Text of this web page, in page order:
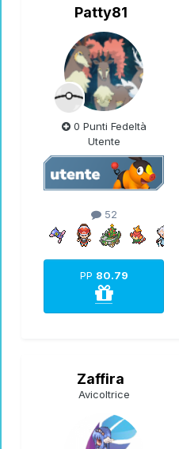
Patty81
0 Punti Fedeltà
Utente
52
PP 80.79
Zaffira
Avicoltrice